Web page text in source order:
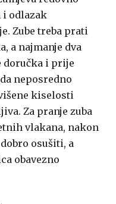
i odlazak
Zube treba prati
a najmanje dva
doručka i prije
neposredno
kiselosti
Za pranje zuba
vlakana, nakon
osušiti, a
obavezno